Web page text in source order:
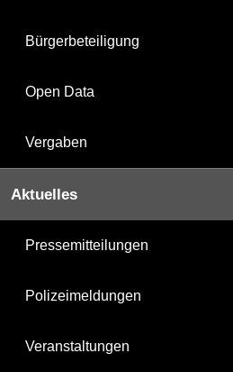
Bürgerbeteiligung
Open Data
Vergaben
Aktuelles
Pressemitteilungen
Polizeimeldungen
Veranstaltungen